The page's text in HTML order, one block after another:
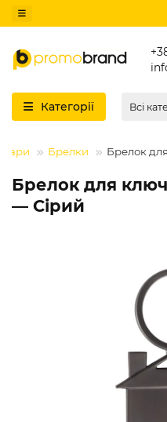
Категорії Всі
Брелки Брелок
Брелок для
— Сірий